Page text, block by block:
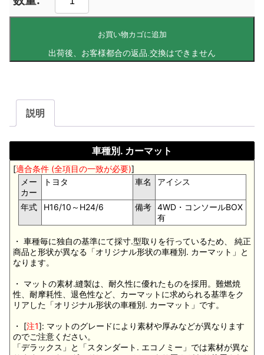
お買い物カゴに追加
説明
車種別. カーマット
[適合条件 (全項目の一致が必要)]
メー
カー
トヨタ 車名 アイシス
年式 H16/10～H24/6 備考
4WD・コンソールBOX
有
・ 車種毎に独自の基準にて採寸.型取りを行っているため、 純正
商品と形状が異なる「オリジナル形状の車種別. カーマット」と
なります。
・ マットの素材.縫製は、耐久性に優れたものを採用。難燃焼
性、耐摩耗性、退色性など、カーマットに求められる基準をク
リアした「オリジナル形状の車種別. カーマット」です。
・ [注1]: マットのグレードにより素材や厚みなどが異なります
のでご注意ください。
「デラックス」と「スタンダート. エコノミー」では素材が異な